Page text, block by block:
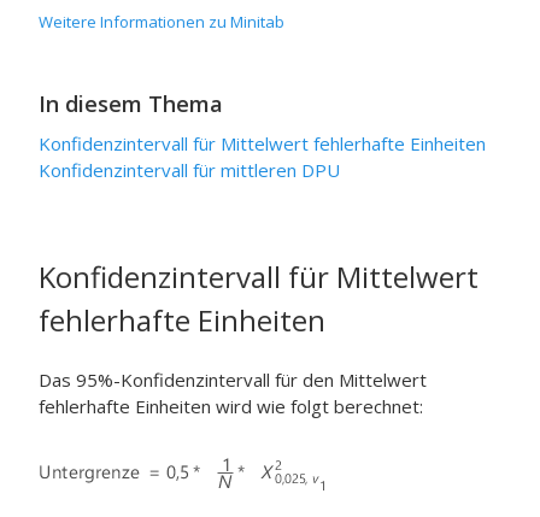
Weitere Informationen zu Minitab
In diesem Thema
Konfidenzintervall für Mittelwert fehlerhafte Einheiten
Konfidenzintervall für mittleren DPU
Konfidenzintervall für Mittelwert
fehlerhafte Einheiten
Das 95%-Konfidenzintervall für den Mittelwert
fehlerhafte Einheiten wird wie folgt berechnet: